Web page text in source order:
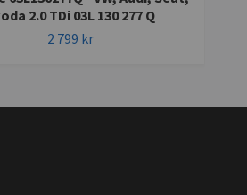
2.0 TDi 03L 130 277 Q
2 799 kr